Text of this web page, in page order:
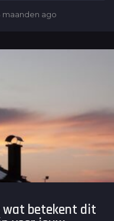
maanden ago
a
g
wat betekent dit